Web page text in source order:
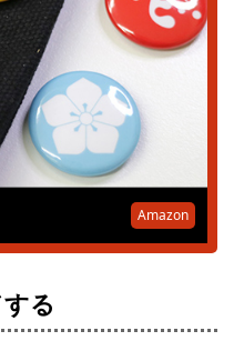
Amazon
る